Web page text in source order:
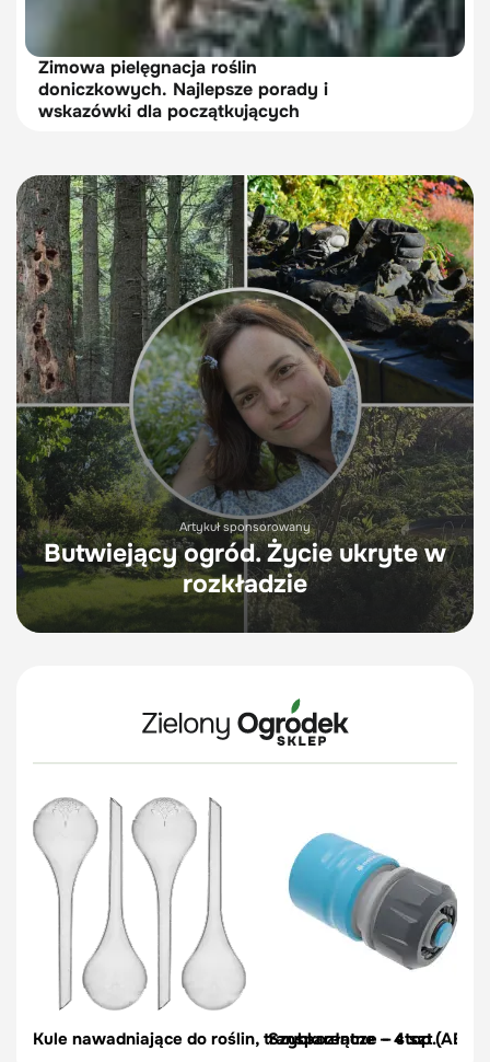
Zimowa pielęgnacja roślin
doniczkowych. Najlepsze porady i
wskazówki dla początkujących
Artykuł sponsorowany
Butwiejący ogród. Życie ukryte w
rozkładzie
Kule nawadniające do roślin, transparentne – 4 szt.
Szybkozłącze – stop